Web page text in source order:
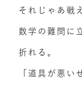
それじゃあ戦
数学の難問に
折れる。
「道具が悪い